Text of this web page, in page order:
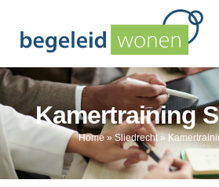
Kamertraining
Home » Sliedrecht»